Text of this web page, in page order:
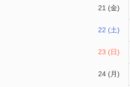
21 (金)
22 (土)
23 (日)
24 (月)